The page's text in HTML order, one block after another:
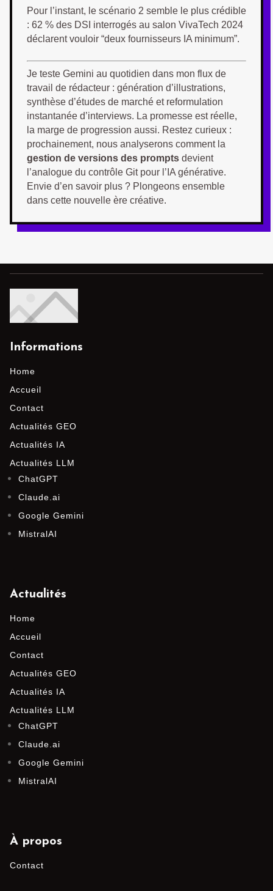
Pour l’instant, le scénario 2 semble le plus crédible
: 62 % des DSI interrogés au salon VivaTech 2024
déclarent vouloir “deux fournisseurs IA minimum”.
Je teste Gemini au quotidien dans mon flux de
travail de rédacteur : génération d’illustrations,
synthèse d’études de marché et reformulation
instantanée d’interviews. La promesse est réelle,
la marge de progression aussi. Restez curieux :
prochainement, nous analyserons comment la
gestion de versions des prompts devient
l’analogue du contrôle Git pour l’IA générative.
Envie d’en savoir plus ? Plongeons ensemble
dans cette nouvelle ère créative.
Informations
Home
Accueil
Contact
Actualités GEO
Actualités IA
Actualités LLM
ChatGPT
Claude.ai
Google Gemini
MistralAI
Actualités
Home
Accueil
Contact
Actualités GEO
Actualités IA
Actualités LLM
ChatGPT
Claude.ai
Google Gemini
MistralAI
À propos
Contact